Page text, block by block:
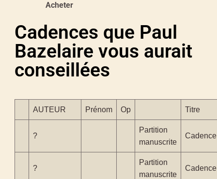
Acheter
Cadences que Paul
Bazelaire vous aurait
conseillées
AUTEUR Prénom Op Titre
?
Partition
manuscrite
Cadence
?
Partition
manuscrite
Cadence